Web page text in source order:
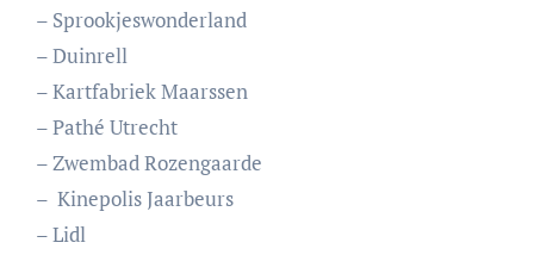
– Sprookjeswonderland
– Duinrell
– Kartfabriek Maarssen
– Pathé Utrecht
– Zwembad Rozengaarde
– Kinepolis Jaarbeurs
– Lidl